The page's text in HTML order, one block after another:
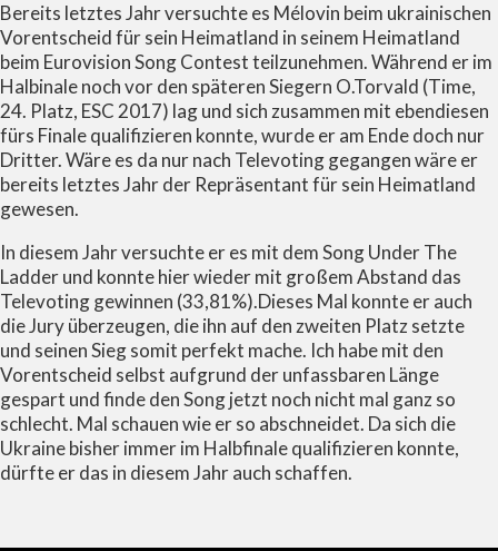
Bereits letztes Jahr versuchte es Mélovin beim ukrainischen
Vorentscheid für sein Heimatland in seinem Heimatland
beim Eurovision Song Contest teilzunehmen. Während er im
Halbinale noch vor den späteren Siegern O.Torvald (Time,
24. Platz, ESC 2017) lag und sich zusammen mit ebendiesen
fürs Finale qualifizieren konnte, wurde er am Ende doch nur
Dritter. Wäre es da nur nach Televoting gegangen wäre er
bereits letztes Jahr der Repräsentant für sein Heimatland
gewesen.
In diesem Jahr versuchte er es mit dem Song Under The
Ladder und konnte hier wieder mit großem Abstand das
Televoting gewinnen (33,81%).Dieses Mal konnte er auch
die Jury überzeugen, die ihn auf den zweiten Platz setzte
und seinen Sieg somit perfekt mache. Ich habe mit den
Vorentscheid selbst aufgrund der unfassbaren Länge
gespart und finde den Song jetzt noch nicht mal ganz so
schlecht. Mal schauen wie er so abschneidet. Da sich die
Ukraine bisher immer im Halbfinale qualifizieren konnte,
dürfte er das in diesem Jahr auch schaffen.